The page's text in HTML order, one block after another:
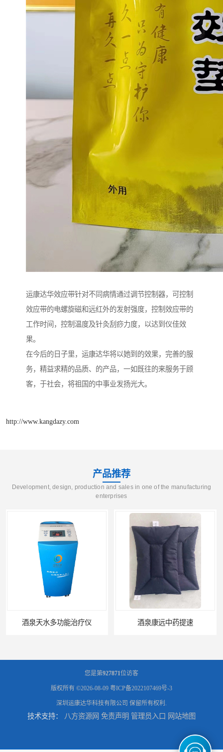
运康达华效应带针对不同病情通过调节控制器，可控制
效应带的电螺旋磁和远红外的发射强度，控制效应带的
工作时间，控制温度及针灸刮痧力度，以达到仪佳效
果。
在今后的日子里，运康达华将以她到的效果，完善的服
务，精益求精的品质、的产品，一如既往的来服务于顾
客，于社会，将祖国的中事业发扬光大。
http://www.kangdazy.com
产品推荐
Development, design, production and sales in one of the manufacturing
enterprises
酒泉康远中药提速 中药提速增效垫渗透液哪家好
兰州中药提速脉冲治疗仪 家用中药提速治疗仪报价
您是第927871位访客
版权所有 ©2026-08-09 粤ICP备2022107469号-3
深圳运康达华科技有限公司 保留所有权利.
技术支持： 八方资源网 免责声明 管理员入口 网站地图